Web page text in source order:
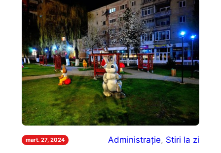
mart. 27, 2024 Administrație, Stiri la zi